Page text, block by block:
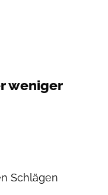
weniger
Schlägen